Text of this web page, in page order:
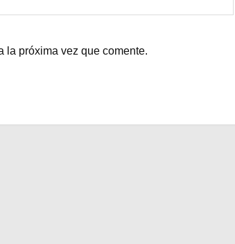
la próxima vez que comente.